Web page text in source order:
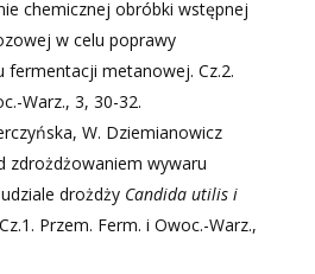
chemicznej obróbki wstępnej
w celu poprawy
fermentacji metanowej. Cz.2.
Warz., 3, 30-32.
W. Dziemianowicz
zdrożdżowaniem wywaru
drożdży Candida utilis i
Cz.1. Przem. Ferm. i Owoc.-Warz.,